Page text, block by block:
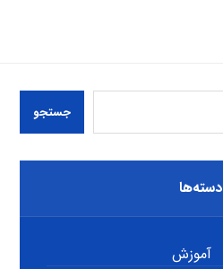
جستجو
دسته‌ها
آموزش